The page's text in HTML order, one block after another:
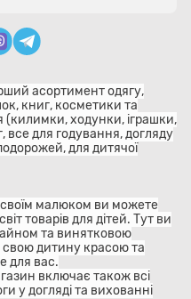
асортимент одягу,
книг, косметики та
(килимки, ходунки, іграшки,
все для годування, догляду
для дитячої
своїм малюком ви можете
товарів для дітей. Тут ви
та винятковою
свою дитину красою та
для вас.
включає також всі
у догляді та вихованні